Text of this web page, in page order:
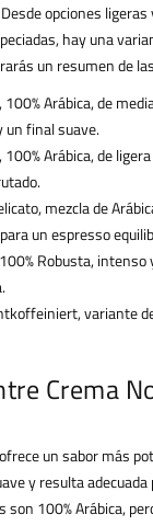
opciones
hay una
un resumen de
Arábica, de
un final suave.
Arábica, de
mezcla de
un espresso
Robusta,
variante
Crema
un sabor más
y resulta
son 100% Arábica,